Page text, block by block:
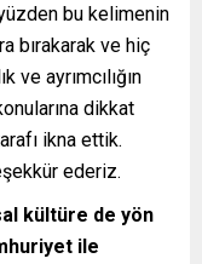
bu kelimenin
bırakarak ve hiç
ve ayrımcılığın
dikkat
ikna ettik.
ederiz.
kültüre de yön
ile